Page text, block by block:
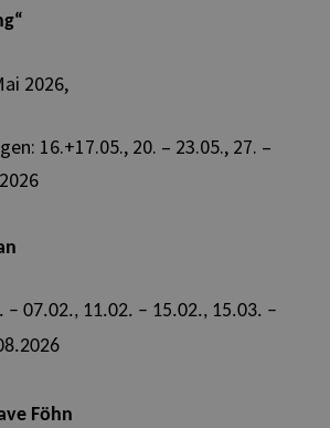
2026,
16.+17.05., 20. – 23.05., 27. –
– 07.02., 11.02. – 15.02., 15.03. –
Föhn